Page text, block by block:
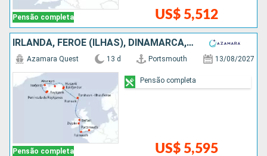
Pensão completa US$ 5,512
IRLANDA, FEROE (ILHAS), DINAMARCA, ISLÂNDIA
Pensão completa
Azamara Quest 13 d Portsmouth 13/08/2027
US$ 5,595
Pensão completa